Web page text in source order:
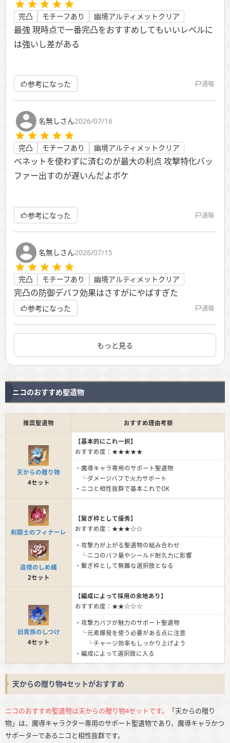
完凸 モチーフあり 幽境アルティメットクリア
最強 現時点で一番完凸をおすすめしてもいいレベルに
は強いし差がある
参考になった 通報
名無しさん2026/07/16
完凸 モチーフあり 幽境アルティメットクリア
ベネットを使わずに済むのが最大の利点 攻撃特化バッ
ファー出すのが遅いんだよボケ
参考になった 通報
名無しさん2026/07/15
完凸 モチーフあり 幽境アルティメットクリア
完凸の防御デバフ効果はさすがにやばすぎた
参考になった 通報
もっと見る
ニコのおすすめ聖遺物
推奨聖遺物 おすすめ理由考察
天からの贈り物
4セット
【基本的にこれ一択】
おすすめ度：★★★★★
・魔導キャラ専用のサポート聖遺物
└ダメージバフで火力サポート
・ニコと相性抜群で基本これでOK
剣闘士のフィナーレ
追憶のしめ縄
2セット
【繋ぎ枠として優秀】
おすすめ度：★★★☆☆
・攻撃力が上がる聖遺物の組み合わせ
└ニコのバフ量やシールド耐久力に影響
・繋ぎ枠として無難な選択肢となる
旧貴族のしつけ
4セット
【編成によって採用の余地あり】
おすすめ度：★★☆☆☆
・攻撃力バフが魅力のサポート聖遺物
└元素爆発を使う必要がある点に注意
└チャージ効率もしっかり上げよう
・編成によって選択肢に入る
天からの贈り物4セットがおすすめ
ニコのおすすめ聖遺物は天からの贈り物4セットです。
「天からの贈り
物」は、魔導キャラクター専用のサポート聖遺物であり、魔導キャラかつ
サポーターであるニコと相性抜群です。